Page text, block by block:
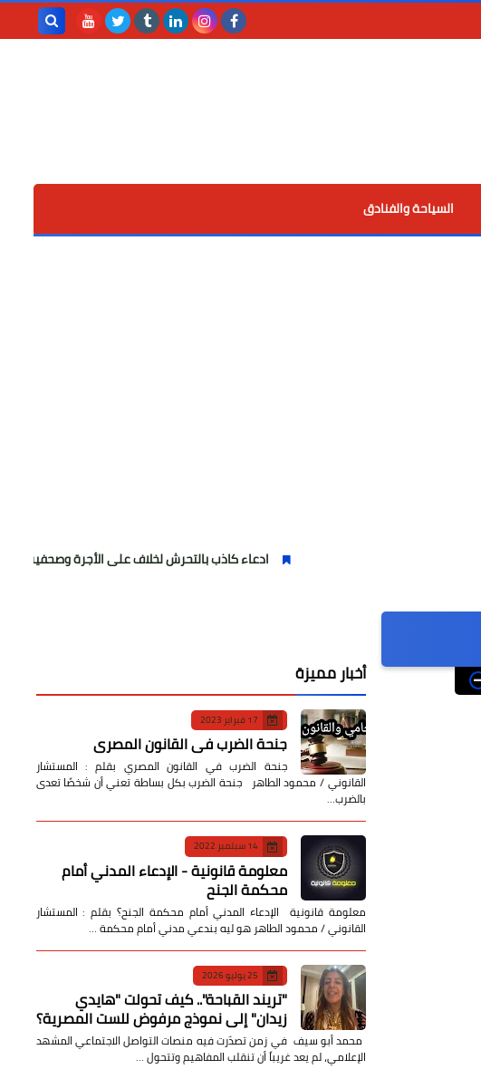
السياحة والفنادق
ادعاء كاذب بالتحرش لخلاف على الأجرة وصحفية وهمية
أخبار مميزة
17 فبراير 2023
جنحة الضرب في القانون المصري
جنحة الضرب في القانون المصري بقلم : المستشار
القانوني / محمود الطاهر جنحة الضرب بكل بساطة تعني أن شخصًا تعدى
بالضرب…
14 سبتمبر 2022
معلومة قانونية - الإدعاء المدني أمام
محكمة الجنح
معلومة قانونية الإدعاء المدني أمام محكمة الجنح؟ بقلم : المستشار
القانوني / محمود الطاهر هو ليه بندعي مدني أمام محكمة …
25 يوليو 2026
​"تريند القباحة".. كيف تحولت "هايدي
زيدان" إلى نموذج مرفوض للست المصرية؟
​ محمد أبو سيف ​في زمن تصدّرت فيه منصات التواصل الاجتماعي المشهد
الإعلامي، لم يعد غريباً أن تنقلب المفاهيم وتتحول …